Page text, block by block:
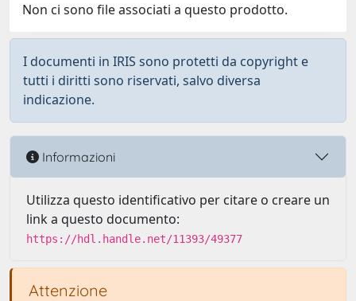
Non ci sono file associati a questo prodotto.
I documenti in IRIS sono protetti da copyright e
tutti i diritti sono riservati, salvo diversa
indicazione.
Informazioni
Utilizza questo identificativo per citare o creare un
link a questo documento:
https://hdl.handle.net/11393/49377
Attenzione